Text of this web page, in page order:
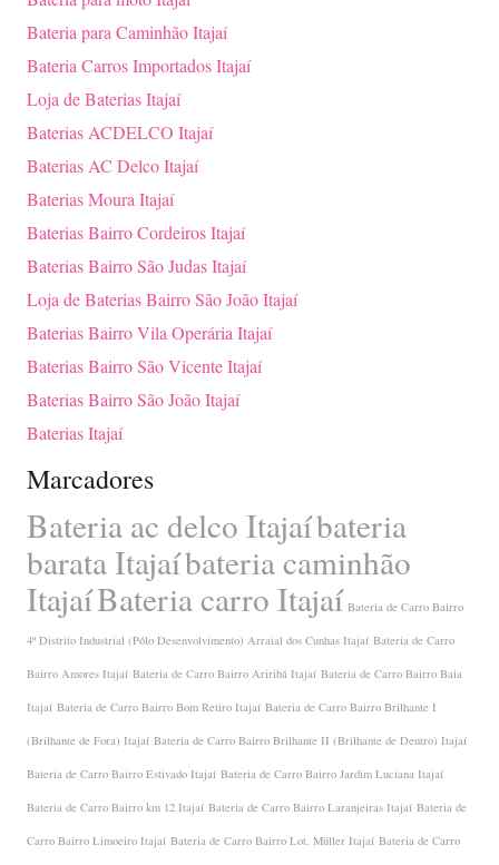
Bateria para Caminhão Itajaí
Bateria Carros Importados Itajaí
Loja de Baterias Itajaí
Baterias ACDELCO Itajaí
Baterias AC Delco Itajaí
Baterias Moura Itajaí
Baterias Bairro Cordeiros Itajaí
Baterias Bairro São Judas Itajaí
Loja de Baterias Bairro São João Itajaí
Baterias Bairro Vila Operária Itajaí
Baterias Bairro São Vicente Itajaí
Baterias Bairro São João Itajaí
Baterias Itajaí
Marcadores
Bateria ac delco Itajaíbateria
barata Itajaíbateria caminhão
ItajaíBateria carro Itajaí Bateria de Carro Bairro
4º Distrito Industrial (Pólo Desenvolvimento) Arraial dos Cunhas Itajaí Bateria de Carro
Bairro Amores Itajaí Bateria de Carro Bairro Ariribá Itajaí Bateria de Carro Bairro Baia
Itajaí Bateria de Carro Bairro Bom Retiro Itajaí Bateria de Carro Bairro Brilhante I
(Brilhante de Fora) Itajaí Bateria de Carro Bairro Brilhante II (Brilhante de Dentro) Itajaí
Bateria de Carro Bairro Estivado Itajaí Bateria de Carro Bairro Jardim Luciana Itajaí
Bateria de Carro Bairro km 12 Itajaí Bateria de Carro Bairro Laranjeiras Itajaí Bateria de
Carro Bairro Limoeiro Itajaí Bateria de Carro Bairro Lot. Müller Itajaí Bateria de Carro